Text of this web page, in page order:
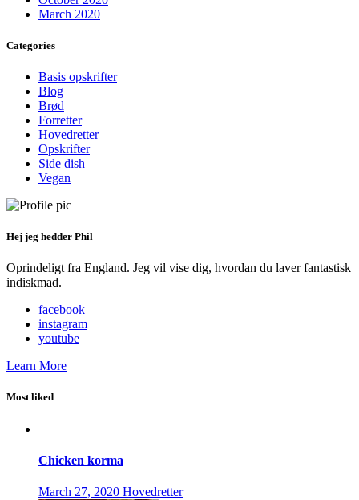
March 2020
Categories
Basis opskrifter
Blog
Brød
Forretter
Hovedretter
Opskrifter
Side dish
Vegan
Hej jeg hedder Phil
Oprindeligt fra England. Jeg vil vise dig, hvordan du laver fantastisk
indiskmad.
facebook
instagram
youtube
Learn More
Most liked
Chicken korma
March 27, 2020 Hovedretter